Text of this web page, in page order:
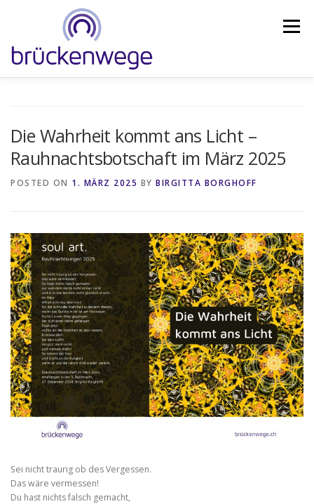
Menu
WEITERBILDUNG BLOG IMPULSDERZEIT
Die Wahrheit kommt ans Licht –
Rauhnachtsbotschaft im März 2025
POSTED ON 1. MÄRZ 2025 BY BIRGITTA BORGHOFF
Sei nicht traurig ob des Vergessen.
Das wäre vermessen!
Du hast nichts falsch gemacht,